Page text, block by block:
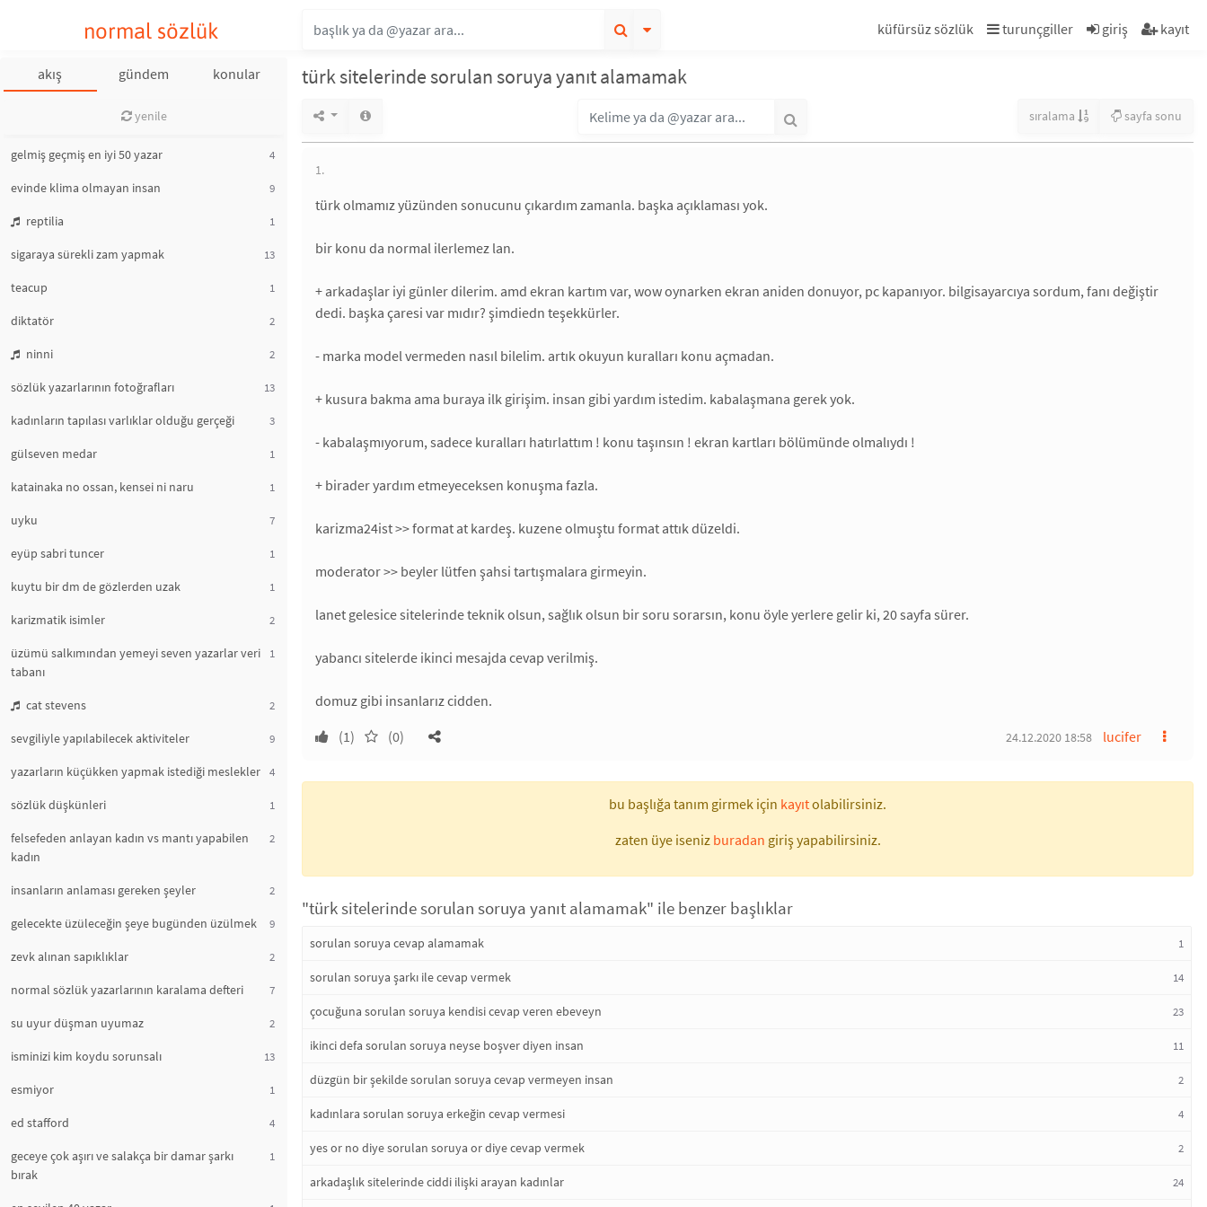
normal sözlük küfürsüz sözlük turunçgiller giriş kayıt
akış gündem konular
yenile
gelmiş geçmiş en iyi 50 yazar 4
evinde klima olmayan insan 9
reptilia 1
sigaraya sürekli zam yapmak 13
teacup 1
diktatör 2
ninni 2
sözlük yazarlarının fotoğrafları 13
kadınların tapılası varlıklar olduğu gerçeği 3
gülseven medar 1
katainaka no ossan, kensei ni naru 1
uyku 7
eyüp sabri tuncer 1
kuytu bir dm de gözlerden uzak 1
karizmatik isimler 2
üzümü salkımından yemeyi seven yazarlar veri
tabanı
1
cat stevens 2
sevgiliyle yapılabilecek aktiviteler 9
yazarların küçükken yapmak istediği meslekler 4
sözlük düşkünleri 1
felsefeden anlayan kadın vs mantı yapabilen
kadın
2
insanların anlaması gereken şeyler 2
gelecekte üzüleceğin şeye bugünden üzülmek 9
zevk alınan sapıklıklar 2
normal sözlük yazarlarının karalama defteri 7
su uyur düşman uyumaz 2
isminizi kim koydu sorunsalı 13
esmiyor 1
ed stafford 4
geceye çok aşırı ve salakça bir damar şarkı
bırak
1
türk sitelerinde sorulan soruya yanıt alamamak
sıralama sayfa sonu
1.
türk olmamız yüzünden sonucunu çıkardım zamanla. başka açıklaması yok.
bir konu da normal ilerlemez lan.
+ arkadaşlar iyi günler dilerim. amd ekran kartım var, wow oynarken ekran aniden donuyor, pc kapanıyor. bilgisayarcıya sordum, fanı değiştir
dedi. başka çaresi var mıdır? şimdiedn teşekkürler.
- marka model vermeden nasıl bilelim. artık okuyun kuralları konu açmadan.
+ kusura bakma ama buraya ilk girişim. insan gibi yardım istedim. kabalaşmana gerek yok.
- kabalaşmıyorum, sadece kuralları hatırlattım ! konu taşınsın ! ekran kartları bölümünde olmalıydı !
+ birader yardım etmeyeceksen konuşma fazla.
karizma24ist >> format at kardeş. kuzene olmuştu format attık düzeldi.
moderator >> beyler lütfen şahsi tartışmalara girmeyin.
lanet gelesice sitelerinde teknik olsun, sağlık olsun bir soru sorarsın, konu öyle yerlere gelir ki, 20 sayfa sürer.
yabancı sitelerde ikinci mesajda cevap verilmiş.
domuz gibi insanlarız cidden.
(1)
(0) lucifer
24.12.2020 18:58
bu başlığa tanım girmek için kayıtolabilirsiniz.
zaten üye iseniz buradan giriş yapabilirsiniz.
"türk sitelerinde sorulan soruya yanıt alamamak" ile benzer başlıklar
sorulan soruya cevap alamamak 1
sorulan soruya şarkı ile cevap vermek 14
çocuğuna sorulan soruya kendisi cevap veren ebeveyn 23
ikinci defa sorulan soruya neyse boşver diyen insan 11
düzgün bir şekilde sorulan soruya cevap vermeyen insan 2
kadınlara sorulan soruya erkeğin cevap vermesi 4
yes or no diye sorulan soruya or diye cevap vermek 2
arkadaşlık sitelerinde ciddi ilişki arayan kadınlar 24